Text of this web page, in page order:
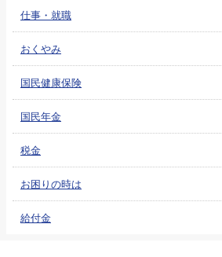
仕事・就職
おくやみ
国民健康保険
国民年金
税金
お困りの時は
給付金